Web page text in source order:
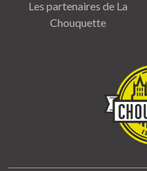
Les partenaires de La
Chouquette